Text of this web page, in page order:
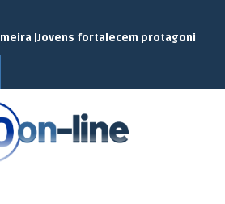
Jovens fortalecem protagonismo no